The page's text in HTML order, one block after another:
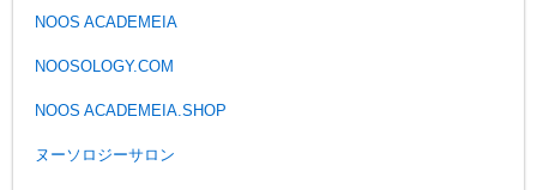
NOOS ACADEMEIA
NOOSOLOGY.COM
NOOS ACADEMEIA.SHOP
ヌーソロジーサロン